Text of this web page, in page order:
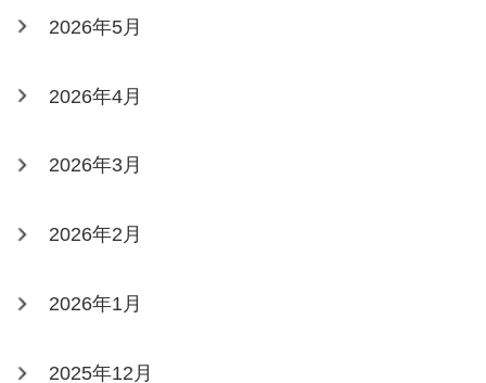
2026年5月
2026年4月
2026年3月
2026年2月
2026年1月
2025年12月